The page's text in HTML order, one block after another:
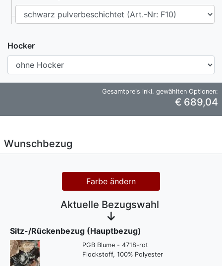
Hocker
Gesamtpreis inkl. gewählten Optionen:
€ 689,04
Wunschbezug
Farbe ändern
Aktuelle Bezugswahl
Sitz-/Rückenbezug (Hauptbezug)
PGB Blume - 4718-rot
Flockstoff, 100% Polyester